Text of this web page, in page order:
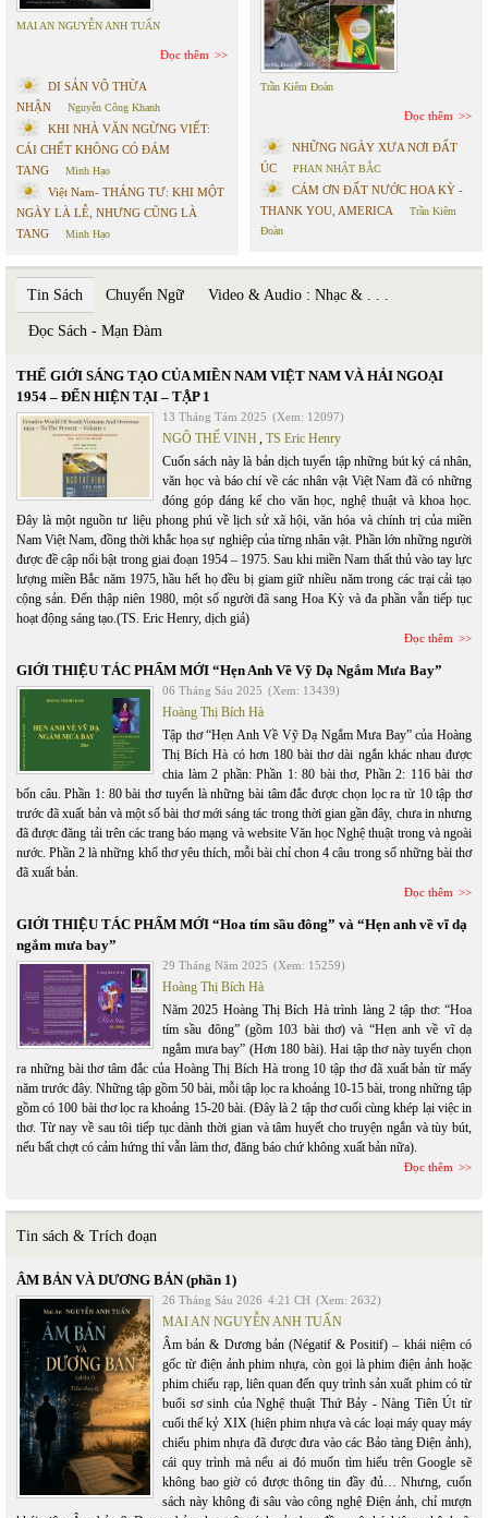
MAI AN NGUYỄN ANH TUẤN
Đọc thêm
DI SẢN VÔ THỪA
NHẬN
Nguyễn Công Khanh
KHI NHÀ VĂN NGỪNG VIẾT:
CÁI CHẾT KHÔNG CÓ ĐÁM
TANG
Minh Hạo
Việt Nam- THÁNG TƯ: KHI MỘT
NGÀY LÀ LỄ, NHƯNG CŨNG LÀ
TANG
Minh Hạo
Trần Kiêm Đoàn
Đọc thêm
NHỮNG NGÀY XƯA NƠI ĐẤT
ÚC
PHAN NHẬT BẮC
CÁM ƠN ĐẤT NƯỚC HOA KỲ -
THANK YOU, AMERICA
Trần Kiêm
Đoàn
Tin Sách Chuyển Ngữ Video & Audio : Nhạc & . . .
Đọc Sách - Mạn Đàm
THẾ GIỚI SÁNG TẠO CỦA MIỀN NAM VIỆT NAM VÀ HẢI NGOẠI
1954 – ĐẾN HIỆN TẠI – TẬP 1
13 Tháng Tám 2025 (Xem: 12097)
NGÔ THẾ VINH, TS Eric Henry
Cuốn sách này là bản dịch tuyển tập những bút ký cá nhân,
văn học và báo chí về các nhân vật Việt Nam đã có những
đóng góp đáng kể cho văn học, nghệ thuật và khoa học.
Đây là một nguồn tư liệu phong phú về lịch sử xã hội, văn hóa và chính trị của miền
Nam Việt Nam, đồng thời khắc họa sự nghiệp của từng nhân vật. Phần lớn những người
được đề cập nổi bật trong giai đoạn 1954 – 1975. Sau khi miền Nam thất thủ vào tay lực
lượng miền Bắc năm 1975, hầu hết họ đều bị giam giữ nhiều năm trong các trại cải tạo
cộng sản. Đến thập niên 1980, một số người đã sang Hoa Kỳ và đa phần vẫn tiếp tục
hoạt động sáng tạo.(TS. Eric Henry, dịch giả)
Đọc thêm
GIỚI THIỆU TÁC PHẨM MỚI “Hẹn Anh Về Vỹ Dạ Ngắm Mưa Bay”
06 Tháng Sáu 2025 (Xem: 13439)
Hoàng Thị Bích Hà
Tập thơ “Hẹn Anh Về Vỹ Dạ Ngắm Mưa Bay” của Hoàng
Thị Bích Hà có hơn 180 bài thơ dài ngắn khác nhau được
chia làm 2 phần: Phần 1: 80 bài thơ, Phần 2: 116 bài thơ
bốn câu. Phần 1: 80 bài thơ tuyển là những bài tâm đắc được chọn lọc ra từ 10 tập thơ
trước đã xuất bản và một số bài thơ mới sáng tác trong thời gian gần đây, chưa in nhưng
đã được đăng tải trên các trang báo mạng và website Văn học Nghệ thuật trong và ngoài
nước. Phần 2 là những khổ thơ yêu thích, mỗi bài chỉ chon 4 câu trong số những bài thơ
đã xuất bản.
Đọc thêm
GIỚI THIỆU TÁC PHẨM MỚI “Hoa tím sầu đông” và “Hẹn anh về vĩ dạ
ngắm mưa bay”
29 Tháng Năm 2025 (Xem: 15259)
Hoàng Thị Bích Hà
Năm 2025 Hoàng Thị Bích Hà trình làng 2 tập thơ: “Hoa
tím sầu đông” (gồm 103 bài thơ) và “Hẹn anh về vĩ dạ
ngắm mưa bay” (Hơn 180 bài). Hai tập thơ này tuyển chọn
ra những bài thơ tâm đắc của Hoàng Thị Bích Hà trong 10 tập thơ đã xuất bản từ mấy
năm trước đây. Những tập gồm 50 bài, mỗi tập lọc ra khoảng 10-15 bài, trong những tập
gồm có 100 bài thơ lọc ra khoảng 15-20 bài. (Đây là 2 tập thơ cuối cùng khép lại việc in
thơ. Từ nay về sau tôi tiếp tục dành thời gian và tâm huyết cho truyện ngắn và tùy bút,
nếu bất chợt có cảm hứng thì vẫn làm thơ, đăng báo chứ không xuất bản nữa).
Đọc thêm
Tin sách & Trích đoạn
ÂM BẢN VÀ DƯƠNG BẢN (phần 1)
26 Tháng Sáu 2026 4:21 CH (Xem: 2632)
MAI AN NGUYỄN ANH TUẤN
Âm bản & Dương bản (Négatif & Positif) – khái niệm có
gốc từ điện ảnh phim nhựa, còn gọi là phim điện ảnh hoặc
phim chiếu rạp, liên quan đến quy trình sản xuất phim có từ
buổi sơ sinh của Nghệ thuật Thứ Bảy - Nàng Tiên Út từ
cuối thế kỷ XIX (hiện phim nhựa và các loại máy quay máy
chiếu phim nhựa đã được đưa vào các Bảo tàng Điện ảnh),
cái quy trình mà nếu ai đó muốn tìm hiểu trên Google sẽ
không bao giờ có được thông tin đầy đủ… Nhưng, cuốn
sách này không đi sâu vào công nghệ Điện ảnh, chỉ mượn